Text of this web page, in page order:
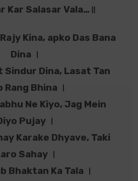
Kar Salasar Vala…॥
Kina, apko Das Bana
Dina ।
Sindur Dina, Lasat Tan
Rang Bhina ।
Ne Kiyo, Jag Mein
Pujay ।
Karake Dhyave, Taki
Sahay ।
Bhaktan Ka Tala ।